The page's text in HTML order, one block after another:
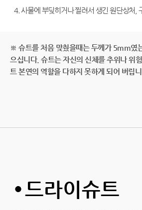
4. 사물에 부딪히거나 찔려서 생긴 원단상처,
※ 슈트를 처음 맞췄을때는 두께가 5mm였
으십니다. 슈트는 자신의 신체를 추위나 위
트 본연의 역할을 다하지 못하게 되어 버립
드라이슈트